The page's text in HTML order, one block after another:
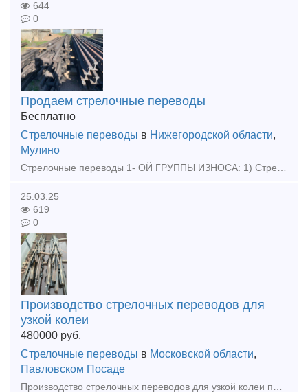
644
0
Продаем стрелочные переводы
Бесплатно
Стрелочные переводы в Нижегородской области,
Мулино
Стрелочные переводы 1- ОЙ ГРУППЫ ИЗНОСА: 1) Стрелочные перевод Р50 1/9 и 1/11 проект 2498; 2) Стрелочный перевод Р65 1/6 проект 2307.00000-14 3) Стрелочный перевод Р65 1/9 и 1/11 проект 2434; 4) С
25.03.25
619
0
Производство стрелочных переводов для
узкой колеи
480000 руб.
Стрелочные переводы в Московской области,
Павловском Посаде
Производство стрелочных переводов для узкой колеи по любому проекту СП 18 СП24 СП33 СП43 СП50